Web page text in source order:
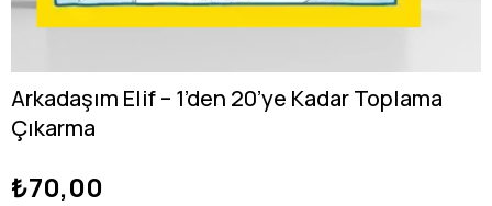
Arkadaşım Elif – 1’den 20’ye Kadar Toplama
Çıkarma
₺70,00